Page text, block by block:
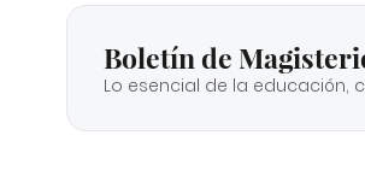
Boletín de
Lo esencial de la educación,